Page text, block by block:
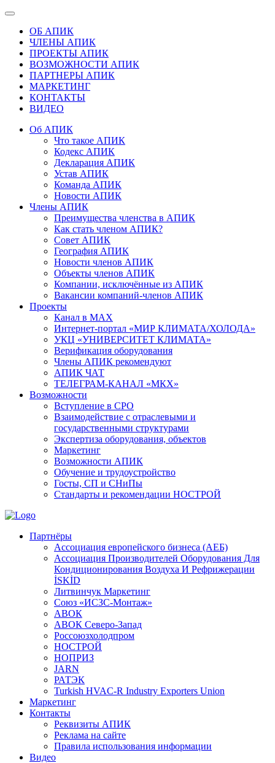
ОБ АПИК
ЧЛЕНЫ АПИК
ПРОЕКТЫ АПИК
ВОЗМОЖНОСТИ АПИК
ПАРТНЕРЫ АПИК
МАРКЕТИНГ
КОНТАКТЫ
ВИДЕО
Об АПИК
Что такое АПИК
Кодекс АПИК
Декларация АПИК
Устав АПИК
Команда АПИК
Новости АПИК
Члены АПИК
Преимущества членства в АПИК
Как стать членом АПИК?
Совет АПИК
География АПИК
Новости членов АПИК
Объекты членов АПИК
Компании, исключённые из АПИК
Вакансии компаний-членов АПИК
Проекты
Канал в MAX
Интернет-портал «МИР КЛИМАТА/ХОЛОДА»
УКЦ «УНИВЕРСИТЕТ КЛИМАТА»
Верификация оборудования
Члены АПИК рекомендуют
АПИК ЧАТ
ТЕЛЕГРАМ-КАНАЛ «МКХ»
Возможности
Вступление в СРО
Взаимодействие с отраслевыми и
государственными структурами
Экспертиза оборудования, объектов
Маркетинг
Возможности АПИК
Обучение и трудоустройство
Госты, СП и СНиПы
Стандарты и рекомендации НОСТРОЙ
Партнёры
Ассоциация европейского бизнеса (АЕБ)
Aссоциация Производителей Оборудования Для
Кондиционирования Воздуха И Рефрижерации
İSKİD
Литвинчук Маркетинг
Союз «ИСЗС-Монтаж»
АВОК
АВОК Северо-Запад
Россоюзхолодпром
НОСТРОЙ
НОПРИЗ
JARN
РАТЭК
Turkish HVAC-R Industry Exporters Union
Маркетинг
Контакты
Реквизиты АПИК
Реклама на сайте
Правила использования информации
Видео